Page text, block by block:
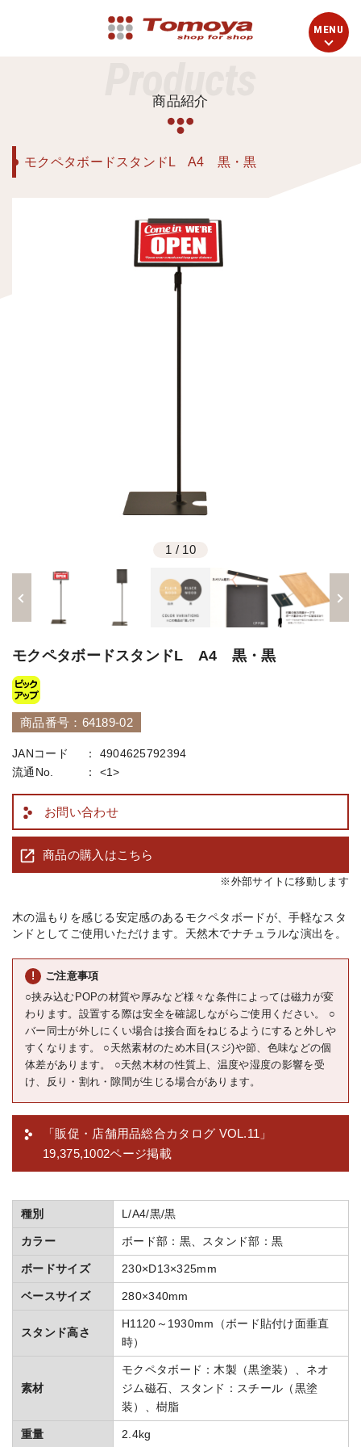
Products
商品紹介
モクペタボードスタンドL A4 黒・黒
1 / 10
モクペタボードスタンドL A4 黒・黒
商品番号：64189-02
JANコード
4904625792394
流通No.
<1>
お問い合わせ
商品の購入はこちら
※外部サイトに移動します
木の温もりを感じる安定感のあるモクペタボードが、手軽なスタ
ンドとしてご使用いただけます。天然木でナチュラルな演出を。
ご注意事項
○挟み込むPOPの材質や厚みなど様々な条件によっては磁力が変
わります。設置する際は安全を確認しながらご使用ください。 ○
バー同士が外しにくい場合は接合面をねじるようにすると外しや
すくなります。 ○天然素材のため木目(スジ)や節、色味などの個
体差があります。 ○天然木材の性質上、温度や湿度の影響を受
け、反り・割れ・隙間が生じる場合があります。
「販促・店舗用品総合カタログ VOL.11」
19,375,1002ページ掲載
種別 L/A4/黒/黒
カラー ボード部：黒、スタンド部：黒
ボードサイズ 230×D13×325mm
ベースサイズ 280×340mm
スタンド高さ
H1120～1930mm（ボード貼付け面垂直
時）
素材
モクペタボード：木製（黒塗装）、ネオ
ジム磁石、スタンド：スチール（黒塗
装）、樹脂
重量 2.4kg